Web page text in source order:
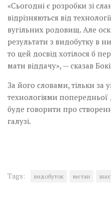
«Сьогодні є розробки зі
відрізняються від
вугільних родовищ. Але
результати з видобутку в
то цей досвід хотілося б
мати віддачу», — сказав
За його словами, тільки
технологіями попередньої
буде говорити про
галузі.
Tags: видобуток метан